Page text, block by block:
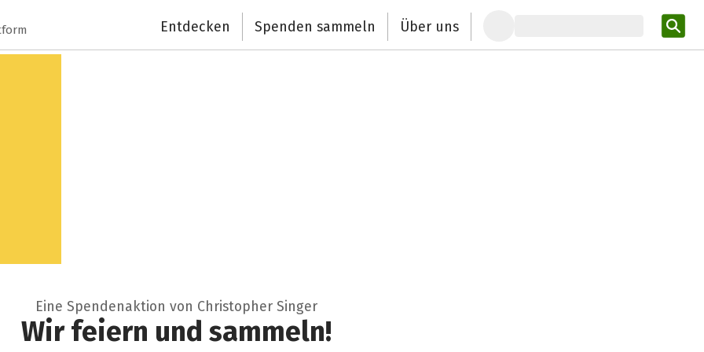
Entdecken Spenden sammeln Über uns
Eine Spendenaktion von Christopher Singer
Wir feiern und sammeln!